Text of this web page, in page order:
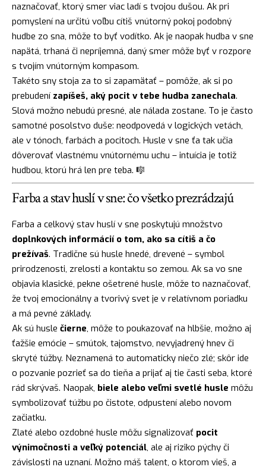
naznačovať, ktorý smer viac ladí s tvojou dušou. Ak pri
pomyslení na určitú voľbu cítiš vnútorný pokoj podobný
hudbe zo sna, môže to byť vodítko. Ak je naopak hudba v sne
napätá, trhaná či nepríjemná, daný smer môže byť v rozpore
s tvojím vnútorným kompasom.
Takéto sny stoja za to si zapamätať – pomôže, ak si po
prebudení zapíšeš, aký pocit v tebe hudba zanechala.
Slová možno nebudú presné, ale nálada zostane. To je často
samotné posolstvo duše: neodpovedá v logických vetách,
ale v tónoch, farbách a pocitoch. Husle v sne ťa tak učia
dôverovať vlastnému vnútornému uchu – intuícia je totiž
hudbou, ktorú hrá len pre teba. 🎼
Farba a stav huslí v sne: čo všetko prezrádzajú
Farba a celkový stav huslí v sne poskytujú množstvo
doplnkových informácií o tom, ako sa cítiš a čo
prežívaš. Tradične sú husle hnedé, drevené – symbol
prirodzenosti, zrelosti a kontaktu so zemou. Ak sa vo sne
objavia klasické, pekne ošetrené husle, môže to naznačovať,
že tvoj emocionálny a tvorivý svet je v relatívnom poriadku
a má pevné základy.
Ak sú husle čierne, môže to poukazovať na hlbšie, možno aj
ťažšie emócie – smútok, tajomstvo, nevyjadrený hnev či
skryté túžby. Neznamená to automaticky niečo zlé; skôr ide
o pozvanie pozrieť sa do tieňa a prijať aj tie časti seba, ktoré
rád skrývaš. Naopak, biele alebo veľmi svetlé husle môžu
symbolizovať túžbu po čistote, odpustení alebo novom
začiatku.
Zlaté alebo ozdobné husle môžu signalizovať pocit
výnimočnosti a veľký potenciál, ale aj riziko pýchy či
závislosti na uznaní. Možno máš talent, o ktorom vieš, a